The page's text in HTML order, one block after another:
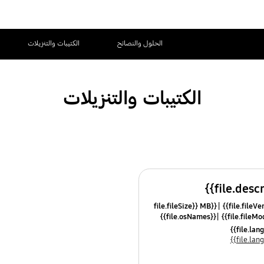
الحلول والنصائح الكتيبات والتنزيلات
الكتيبات والتنزيلات
{{file.fileSize}} MB
{{file.osNames}}